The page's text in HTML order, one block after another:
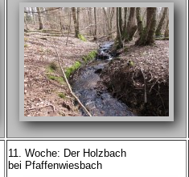
11. Woche: Der Holzbach
bei Pfaffenwiesbach